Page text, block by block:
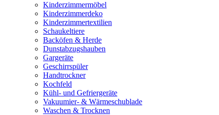
Kinderzimmermöbel
Kinderzimmerdeko
Kinderzimmertextilien
Schaukeltiere
Backöfen & Herde
Dunstabzugshauben
Gargeräte
Geschirrspüler
Handtrockner
Kochfeld
Kühl- und Gefriergeräte
Vakuumier- & Wärmeschublade
Waschen & Trocknen